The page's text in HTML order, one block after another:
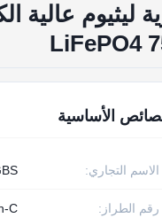
ليثيوم عالية
LiFePO4
الأساسية
الاسم التجاري:
رقم الطراز: C